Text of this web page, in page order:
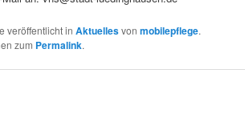
veröffentlicht inAktuellesvonmobilepflege.
zum Permalink.